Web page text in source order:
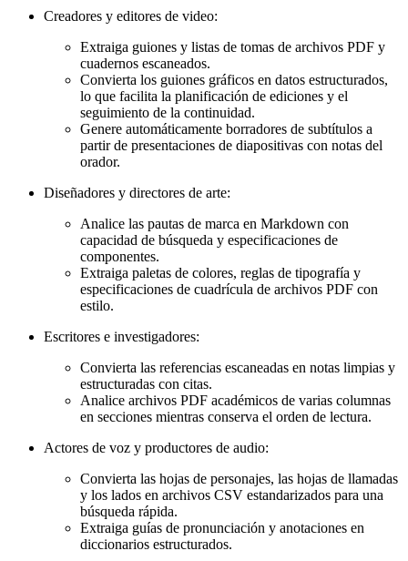
Creadores y editores de video:
Extraiga guiones y listas de tomas de archivos PDF y
cuadernos escaneados.
Convierta los guiones gráficos en datos estructurados,
lo que facilita la planificación de ediciones y el
seguimiento de la continuidad.
Genere automáticamente borradores de subtítulos a
partir de presentaciones de diapositivas con notas del
orador.
Diseñadores y directores de arte:
Analice las pautas de marca en Markdown con
capacidad de búsqueda y especificaciones de
componentes.
Extraiga paletas de colores, reglas de tipografía y
especificaciones de cuadrícula de archivos PDF con
estilo.
Escritores e investigadores:
Convierta las referencias escaneadas en notas limpias y
estructuradas con citas.
Analice archivos PDF académicos de varias columnas
en secciones mientras conserva el orden de lectura.
Actores de voz y productores de audio:
Convierta las hojas de personajes, las hojas de llamadas
y los lados en archivos CSV estandarizados para una
búsqueda rápida.
Extraiga guías de pronunciación y anotaciones en
diccionarios estructurados.